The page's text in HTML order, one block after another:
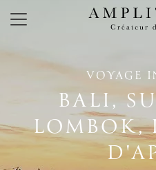
×
VOYAGE
BALI,
LOMBOK,